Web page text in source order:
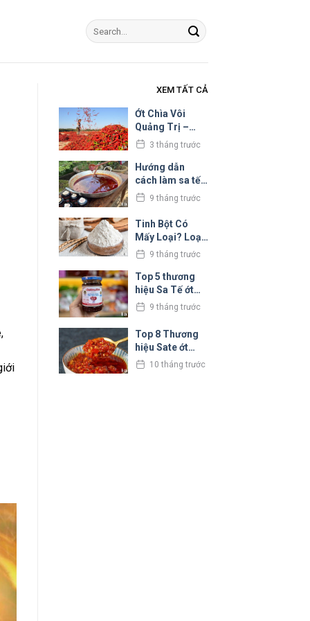
XEM TẤT CẢ
Ớt Chìa Vôi
Quảng Trị –
Thứ gia vị làm
nao lòng người
đi xa
3 tháng trước
Hướng dẫn
cách làm sa tế
ớt thơm ngon
9 tháng trước
Tinh Bột Có
Mấy Loại? Loại
Nào Tốt Và Loại
Chế?
9 tháng trước
Top 5 thương
hiệu Sa Tế ớt
siêu cay nổi
nay
9 tháng trước
Top 8 Thương
hiệu Sate ớt
Ngon Nhất Hiện
10 tháng trước